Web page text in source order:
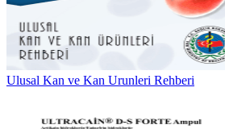
Ulusal Kan ve Kan Urunleri Rehberi